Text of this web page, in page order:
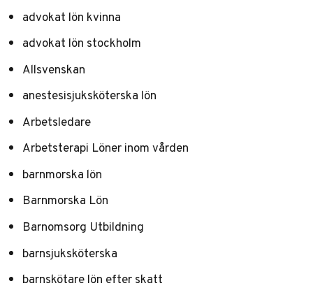
advokat lön kvinna
advokat lön stockholm
Allsvenskan
anestesisjuksköterska lön
Arbetsledare
Arbetsterapi Löner inom vården
barnmorska lön
Barnmorska Lön
Barnomsorg Utbildning
barnsjuksköterska
barnskötare lön efter skatt